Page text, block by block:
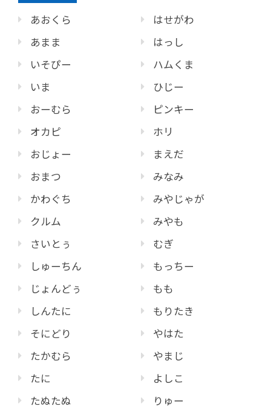
あおくら
あまま
いそぴー
いま
おーむら
オカピ
おじょー
おまつ
かわぐち
クルム
さいとぅ
しゅーちん
じょんどぅ
しんたに
そにどり
たかむら
たに
たぬたぬ
はせがわ
はっし
ハムくま
ひじー
ピンキー
ホリ
まえだ
みなみ
みやじゃが
みやも
むぎ
もっちー
もも
もりたき
やはた
やまじ
よしこ
りゅー